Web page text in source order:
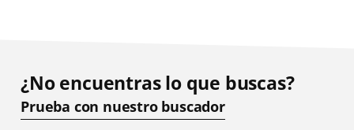
¿No encuentras lo que buscas?
Prueba con nuestro buscador